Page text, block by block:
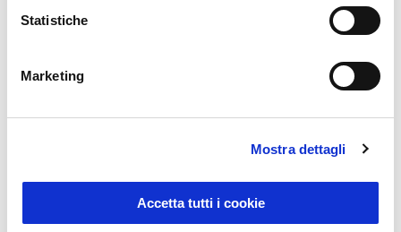
Statistiche
Marketing
Mostra dettagli
Accetta tutti i cookie